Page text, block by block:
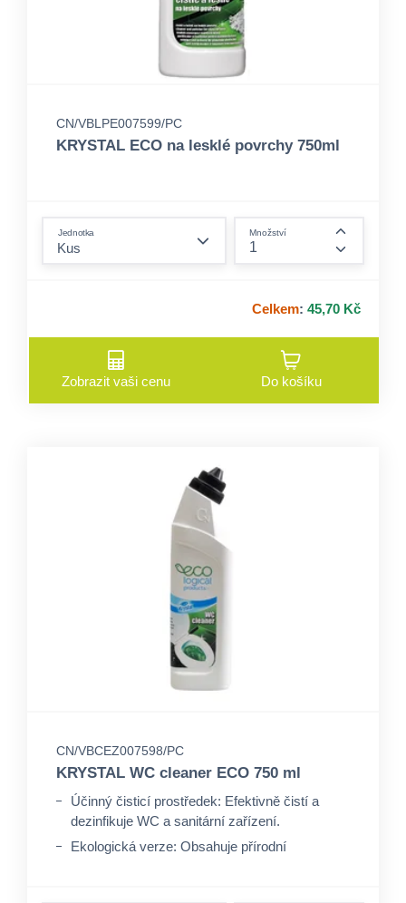
CN/VBLPE007599/PC
KRYSTAL ECO na lesklé povrchy 750ml
Jednotka Množství
Celkem: 45,70 Kč
Zobrazit vaši cenu Do košíku
CN/VBCEZ007598/PC
KRYSTAL WC cleaner ECO 750 ml
Účinný čisticí prostředek: Efektivně čistí a
dezinfikuje WC a sanitární zařízení.
Ekologická verze: Obsahuje přírodní